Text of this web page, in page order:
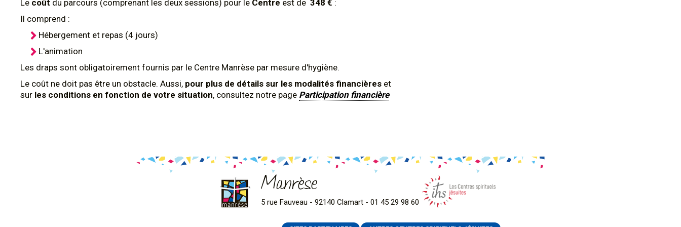
Le coût du parcours (comprenant les deux sessions) pour le Centre est de 348 € :
Il comprend :
Hébergement et repas (4 jours)
L'animation
Les draps sont obligatoirement fournis par le Centre Manrèse par mesure d'hygiène.
Le coût ne doit pas être un obstacle. Aussi, pour plus de détails sur les modalités financières et
sur les conditions en fonction de votre situation, consultez notre page Participation financière
Manrèse
5 rue Fauveau - 92140 Clamart - 01 45 29 98 60